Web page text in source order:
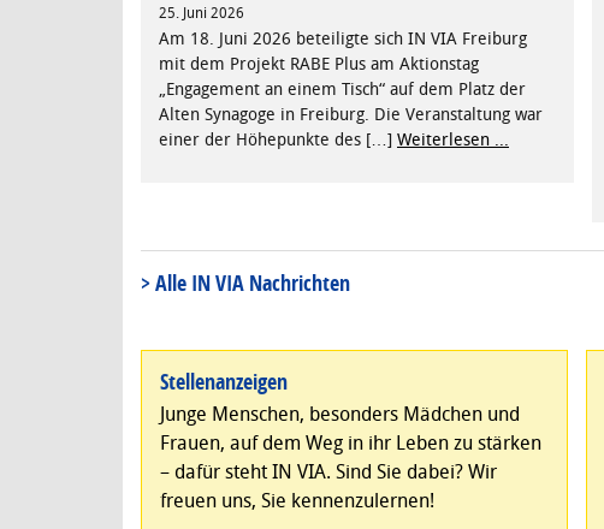
25. Juni 2026
Am 18. Juni 2026 beteiligte sich IN VIA Freiburg
mit dem Projekt RABE Plus am Aktionstag
„Engagement an einem Tisch“ auf dem Platz der
Alten Synagoge in Freiburg. Die Veranstaltung war
einer der Höhepunkte des […] Weiterlesen ...
> Alle IN VIA Nachrichten
Stellenanzeigen
Junge Menschen, besonders Mädchen und
Frauen, auf dem Weg in ihr Leben zu stärken
– dafür steht IN VIA. Sind Sie dabei? Wir
freuen uns, Sie kennenzulernen!